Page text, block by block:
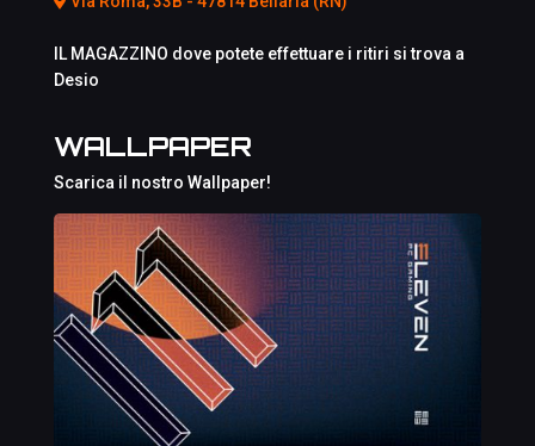
IL MAGAZZINO dove potete effettuare i ritiri si trova a
Desio
WALLPAPER
Scarica il nostro Wallpaper!